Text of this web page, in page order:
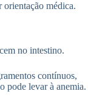
orientação médica.
no intestino.
contínuos,
pode levar à anemia.